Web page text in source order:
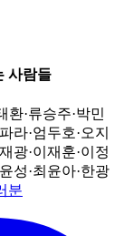
사람들
환·류승주·박민
라·엄두호·오지
광·이재훈·이정
성·최윤아·한광
분